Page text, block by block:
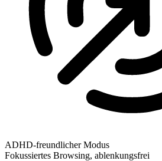
ADHD-freundlicher Modus
Fokussiertes Browsing, ablenkungsfrei